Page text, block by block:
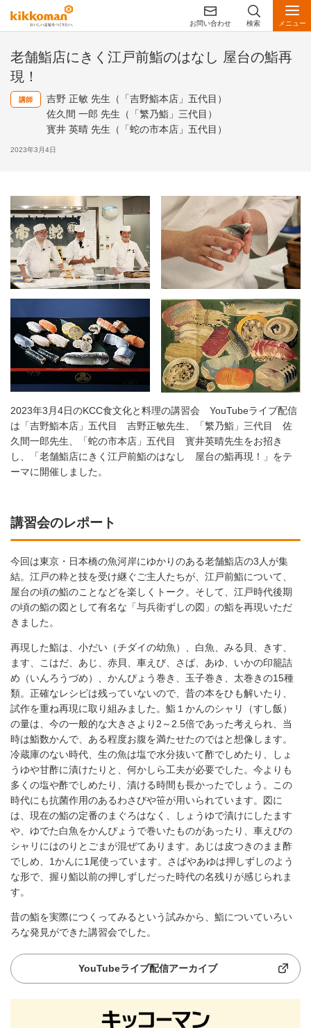
お問い合わせ 検索 メニュー
老舗鮨店にきく江戸前鮨のはなし 屋台の鮨再
現！
講師
吉野 正敏 先生（「吉野鮨本店」五代目）
佐久間 一郎 先生（「繁乃鮨」三代目）
寳井 英晴 先生（「蛇の市本店」五代目）
2023年3月4日
2023年3月4日のKCC食文化と料理の講習会 YouTubeライブ配信
は「吉野鮨本店」五代目 吉野正敏先生、「繁乃鮨」三代目 佐
久間一郎先生、「蛇の市本店」五代目 寳井英晴先生をお招き
し、「老舗鮨店にきく江戸前鮨のはなし 屋台の鮨再現！」をテ
ーマに開催しました。
講習会のレポート
今回は東京・日本橋の魚河岸にゆかりのある老舗鮨店の3人が集
結。江戸の粋と技を受け継ぐご主人たちが、江戸前鮨について、
屋台の頃の鮨のことなどを楽しくトーク。そして、江戸時代後期
の頃の鮨の図として有名な「与兵衛ずしの図」の鮨を再現いただ
きました。
再現した鮨は、小だい（チダイの幼魚）、白魚、みる貝、きす、
ます、こはだ、あじ、赤貝、車えび、さば、あゆ、いかの印籠詰
め（いんろうづめ）、かんぴょう巻き、玉子巻き、太巻きの15種
類。正確なレシピは残っていないので、昔の本をひも解いたり、
試作を重ね再現に取り組みました。鮨１かんのシャリ（すし飯）
の量は、今の一般的な大きさより2～2.5倍であった考えられ、当
時は鮨数かんで、ある程度お腹を満たせたのではと想像します。
冷蔵庫のない時代、生の魚は塩で水分抜いて酢でしめたり、しょ
うゆや甘酢に漬けたりと、何かしら工夫が必要でした。今よりも
多くの塩や酢でしめたり、漬ける時間も長かったでしょう。この
時代にも抗菌作用のあるわさびや笹が用いられています。図に
は、現在の鮨の定番のまぐろはなく、しょうゆで漬けにしたます
や、ゆでた白魚をかんぴょうで巻いたものがあったり、車えびの
シャリにはのりとごまが混ぜてあります。あじは皮つきのまま酢
でしめ、1かんに1尾使っています。さばやあゆは押しずしのよう
な形で、握り鮨以前の押しずしだった時代の名残りが感じられま
す。
昔の鮨を実際につくってみるという試みから、鮨についていろい
ろな発見ができた講習会でした。
YouTubeライブ配信アーカイブ